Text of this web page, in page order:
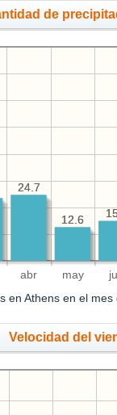
de
abr may
12.6
24.7
12.6
24.7
en Athens en el
Velocidad del